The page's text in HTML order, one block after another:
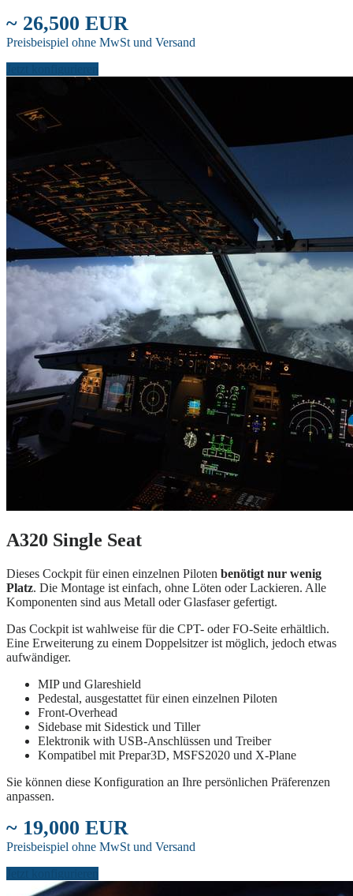
~ 26,500 EUR
Preisbeispiel ohne MwSt und Versand
A320 Single Seat
Dieses Cockpit für einen einzelnen Piloten benötigt nur wenig
Platz. Die Montage ist einfach, ohne Löten oder Lackieren. Alle
Komponenten sind aus Metall oder Glasfaser gefertigt.
Das Cockpit ist wahlweise für die CPT- oder FO-Seite erhältlich.
Eine Erweiterung zu einem Doppelsitzer ist möglich, jedoch etwas
aufwändiger.
MIP und Glareshield
Pedestal, ausgestattet für einen einzelnen Piloten
Front-Overhead
Sidebase mit Sidestick und Tiller
Elektronik with USB-Anschlüssen und Treiber
Kompatibel mit Prepar3D, MSFS2020 und X-Plane
Sie können diese Konfiguration an Ihre persönlichen Präferenzen
anpassen.
~ 19,000 EUR
Preisbeispiel ohne MwSt und Versand